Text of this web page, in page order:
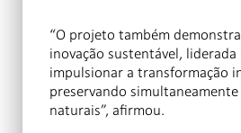
“O projeto também
inovação sustentável,
impulsionar a transformação
preservando simultaneamente
naturais”, afirmou.